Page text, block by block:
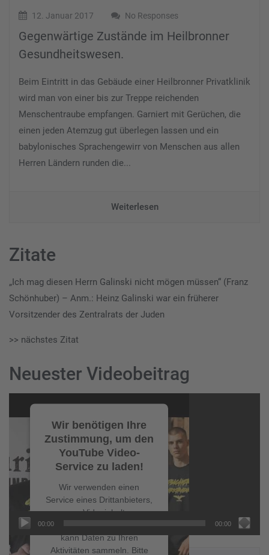
12. Januar 2017 No Responses
Gegenwärtige Zustände im Heilbronner
Gesundheitswesen.
Beim Eintritt in das Gebäude einer Heilbronner Privatklinik
wird man von einer bis zur Treppe reichenden
Menschentraube empfangen. Garniert mit Gerüchen, die
einen jeden Atemzug gut überlegen lassen und ein
babylonisches Sprachengewirr von Menschen aus allen
Herren Ländern runden die...
Weiterlesen
Zitate
„Ich mag diesen Herrn Galinski nicht mögen müssen“ (Franz
Schönhuber) – Anm.: Heinz Galinski war ein früherer
Vorsitzender des Zentralrats der Juden
>> nächstes Zitat
Neuester Videobeitrag
Player
Wir benötigen Ihre
Zustimmung, um den
YouTube Video-
Service zu laden!
Wir verwenden einen
Service eines Drittanbieters,
um Videoinhalte
einzubetten. Dieser Service
kann Daten zu Ihren
Aktivitäten sammeln. Bitte
00:00 00:00